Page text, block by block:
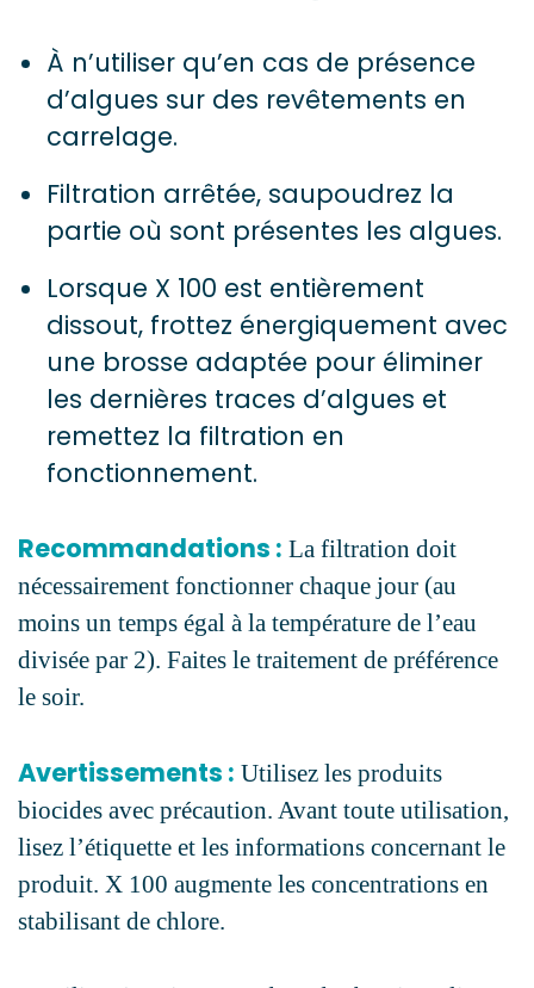
À n’utiliser qu’en cas de présence
d’algues sur des revêtements en
carrelage.
Filtration arrêtée, saupoudrez la
partie où sont présentes les algues.
Lorsque X 100 est entièrement
dissout, frottez énergiquement avec
une brosse adaptée pour éliminer
les dernières traces d’algues et
remettez la filtration en
fonctionnement.
Recommandations : La filtration doit
nécessairement fonctionner chaque jour (au
moins un temps égal à la température de l’eau
divisée par 2). Faites le traitement de préférence
le soir.
Avertissements : Utilisez les produits
biocides avec précaution. Avant toute utilisation,
lisez l’étiquette et les informations concernant le
produit. X 100 augmente les concentrations en
stabilisant de chlore.